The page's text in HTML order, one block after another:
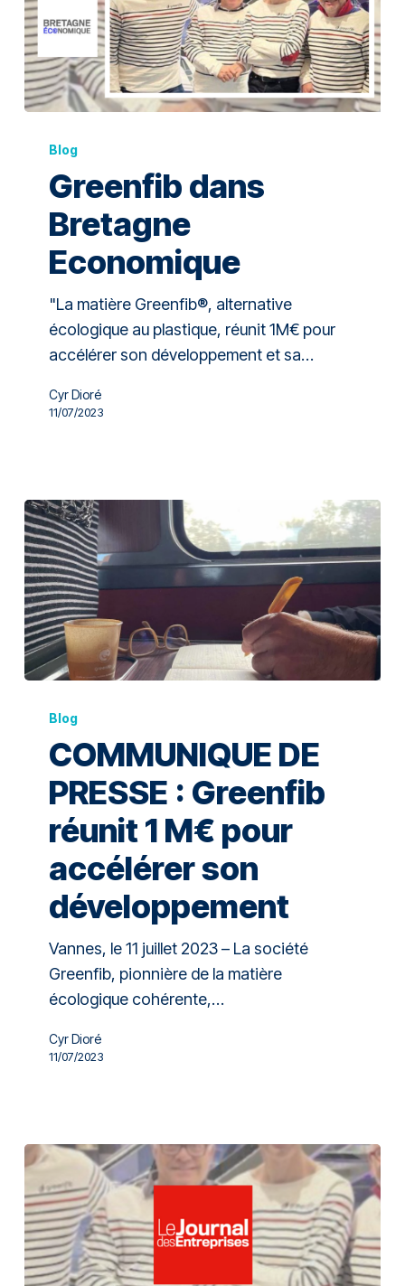
Blog
Greenfib dans
Bretagne
Economique
"La matière Greenfib®, alternative
écologique au plastique, réunit 1M€ pour
accélérer son développement et sa…
Cyr Dioré
11/07/2023
Blog
COMMUNIQUE DE
PRESSE : Greenfib
réunit 1 M€ pour
accélérer son
développement
Vannes, le 11 juillet 2023 – La société
Greenfib, pionnière de la matière
écologique cohérente,…
Cyr Dioré
11/07/2023